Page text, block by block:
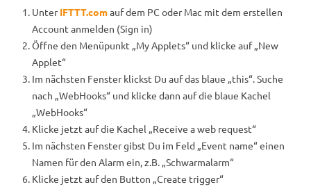
UnterIFTTT.comauf dem PC oder Mac mit dem erstellen
Account anmelden (Sign in)
Öffne den Menüpunkt „My Applets“ und klicke auf „New
Applet“
Im nächsten Fenster klickst Du auf das blaue „this“. Suche
nach „WebHooks“ und klicke dann auf die blaue Kachel
„WebHooks“
Klicke jetzt auf die Kachel „Receive a web request“
Im nächsten Fenster gibst Du im Feld „Event name“ einen
Namen für den Alarm ein, z.B. „Schwarmalarm“
Klicke jetzt auf den Button „Create trigger“